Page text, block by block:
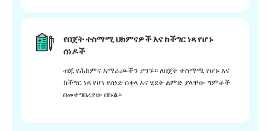
የበጀት ተስማሚ ህክምናዎች እና ከችግር ነጻ የሆኑ
ሰነዶች
ብጁ የሕክምና አማራጮችን ያግኙ። ለበጀት ተስማሚ የሆኑ እና
ከችግር ነጻ የሆነ የሰነድ ሰቀላ እና ሂደት ልምድ ያላቸው ግምቶች
በመተግበሪያው በኩል።